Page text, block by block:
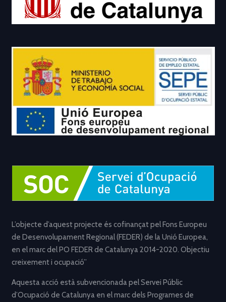
L’objecte d’aquest projecte és cofinançat pel Fons Europeu
de Desenvolupament Regional (FEDER) de la Unió Europea,
en el marc del PO FEDER de Catalunya 2014-2020. Objectiu
creixement i ocupació”
Aquesta acció està subvencionada pel Servei Públic
d’Ocupació de Catalunya en el marc dels Programes de